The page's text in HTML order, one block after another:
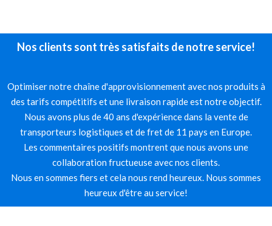
Nos clients sont très satisfaits de notre service!
Optimiser notre chaîne d'approvisionnement avec nos produits à
des tarifs compétitifs et une livraison rapide est notre objectif.
Nous avons plus de 40 ans d'expérience dans la vente de
transporteurs logistiques et de fret de 11 pays en Europe.
Les commentaires positifs montrent que nous avons une
collaboration fructueuse avec nos clients.
Nous en sommes fiers et cela nous rend heureux. Nous sommes
heureux d'être au service!